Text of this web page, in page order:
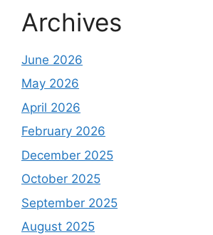
Archives
June 2026
May 2026
April 2026
February 2026
December 2025
October 2025
September 2025
August 2025